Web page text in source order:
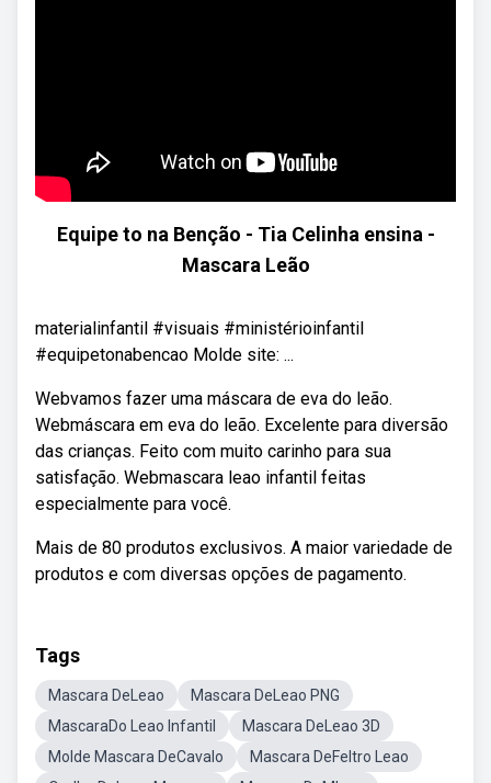
Equipe to na Benção - Tia Celinha ensina -
Mascara Leão
materialinfantil #visuais #ministérioinfantil
#equipetonabencao Molde site: ...
Webvamos fazer uma máscara de eva do leão.
Webmáscara em eva do leão. Excelente para diversão
das crianças. Feito com muito carinho para sua
satisfação. Webmascara leao infantil feitas
especialmente para você.
Mais de 80 produtos exclusivos. A maior variedade de
produtos e com diversas opções de pagamento.
Tags
Mascara DeLeao
Mascara DeLeao PNG
MascaraDo Leao Infantil
Mascara DeLeao 3D
Molde Mascara DeCavalo
Mascara DeFeltro Leao